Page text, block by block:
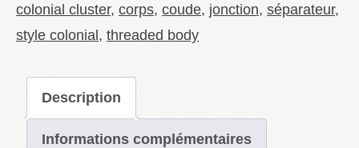
colonial cluster, corps, coude, jonction, séparateur,
style colonial, threaded body
Description
Informations complémentaires